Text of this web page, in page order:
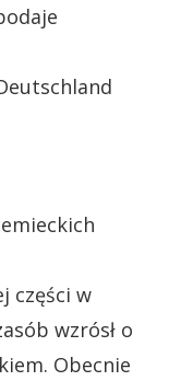
części w
wzrósł o
Obecnie